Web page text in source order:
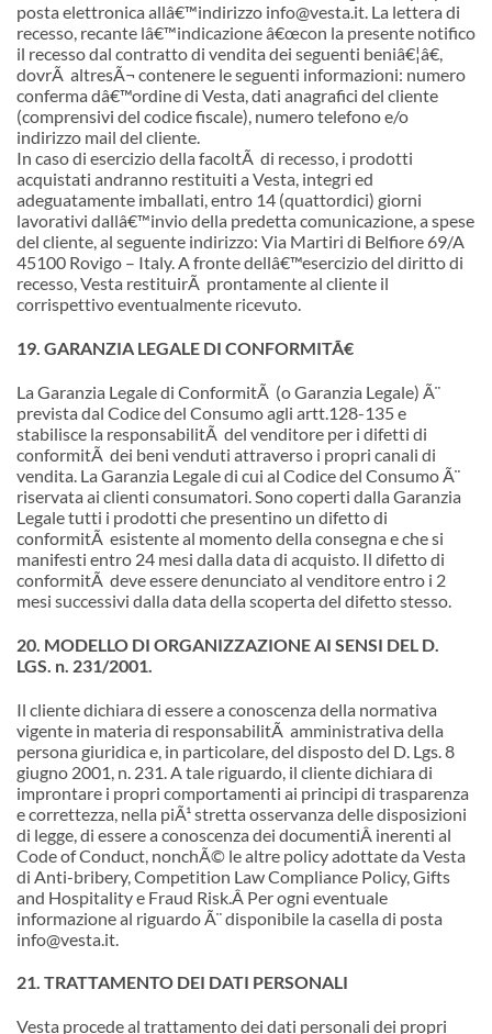
posta elettronica allâ€™indirizzo info@vesta.it. La lettera di
recesso, recante lâ€™indicazioneâ€œcon la presente notifico
il recesso dal contratto di vendita dei seguenti beniâ€¦â€,
dovrÃ altresÃ¬ contenere le seguenti informazioni: numero
conferma dâ€™ordine di Vesta, dati anagrafici del cliente
(comprensivi del codice fiscale), numero telefono e/o
indirizzo mail del cliente.
In caso di esercizio della facoltÃ di recesso, i prodotti
acquistati andranno restituiti a Vesta, integri ed
adeguatamente imballati, entro 14 (quattordici) giorni
lavorativi dallâ€™invio della predetta comunicazione, a spese
del cliente, al seguente indirizzo: Via Martiri di Belfiore 69/A
45100 Rovigo – Italy. A fronte dellâ€™esercizio del diritto di
recesso, Vesta restituirÃ prontamente al cliente il
corrispettivo eventualmente ricevuto.
19. GARANZIA LEGALE DI CONFORMITÃ€
La Garanzia Legale di ConformitÃ (o Garanzia Legale) Ã¨
prevista dal Codice del Consumo agli artt.128-135 e
stabilisce la responsabilitÃ del venditore per i difetti di
conformitÃ dei beni venduti attraverso i propri canali di
vendita. La Garanzia Legale di cui al Codice del Consumo Ã¨
riservata ai clienti consumatori. Sono coperti dalla Garanzia
Legale tutti i prodotti che presentino un difetto di
conformitÃ esistente al momento della consegna e che si
manifesti entro 24 mesi dalla data di acquisto. Il difetto di
conformitÃ deve essere denunciato al venditore entro i 2
mesi successivi dalla data della scoperta del difetto stesso.
20. MODELLO DI ORGANIZZAZIONE AI SENSI DEL D.
LGS. n. 231/2001.
Il cliente dichiara di essere a conoscenza della normativa
vigente in materia di responsabilitÃ amministrativa della
persona giuridica e, in particolare, del disposto del D. Lgs. 8
giugno 2001, n. 231. A tale riguardo, il cliente dichiara di
improntare i propri comportamenti ai principi di trasparenza
e correttezza, nella piÃ¹ stretta osservanza delle disposizioni
di legge, di essere a conoscenza dei documentiÂ inerenti al
Code of Conduct, nonchÃ© le altre policy adottate da Vesta
di Anti-bribery, Competition Law Compliance Policy, Gifts
and Hospitality e Fraud Risk.Â Per ogni eventuale
informazione al riguardo Ã¨ disponibile la casella di posta
info@vesta.it.
21. TRATTAMENTO DEI DATI PERSONALI
Vesta procede al trattamento dei dati personali dei propri